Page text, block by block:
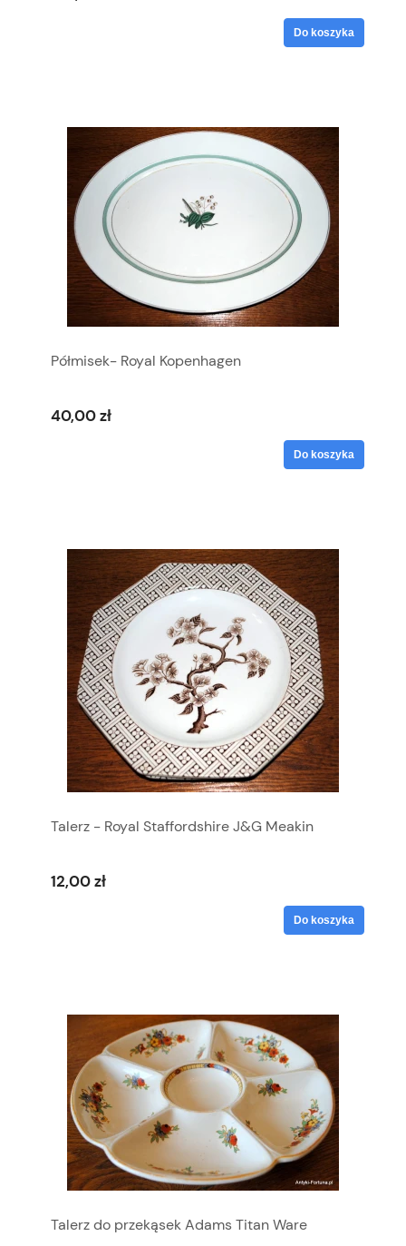
Do koszyka
Półmisek- Royal Kopenhagen
40,00 zł
Do koszyka
Talerz - Royal Staffordshire J&G Meakin
12,00 zł
Do koszyka
Talerz do przekąsek Adams Titan Ware